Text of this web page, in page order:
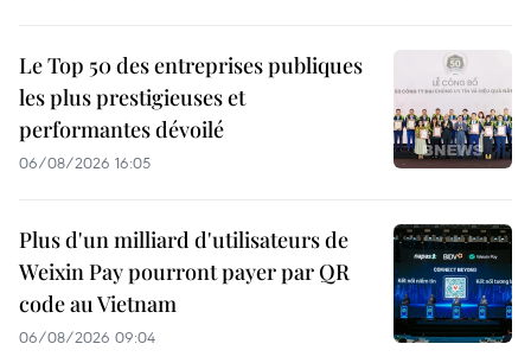
Le Top 50 des entreprises publiques
les plus prestigieuses et
performantes dévoilé
06/08/2026 16:05
Plus d'un milliard d'utilisateurs de
Weixin Pay pourront payer par QR
code au Vietnam
06/08/2026 09:04